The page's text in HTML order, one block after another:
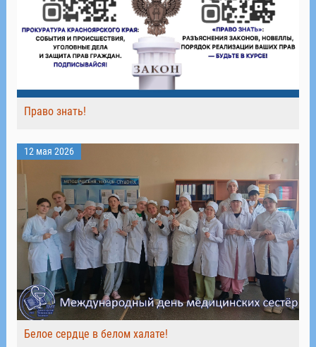
Право знать!
12 мая 2026
Белое сердце в белом халате!